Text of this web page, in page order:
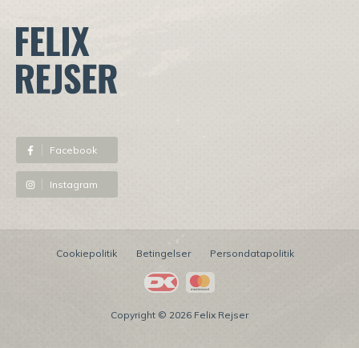
Facebook
Instagram
Copyright © 2026 Felix Rejser
Cookiepolitik Betingelser Persondatapolitik